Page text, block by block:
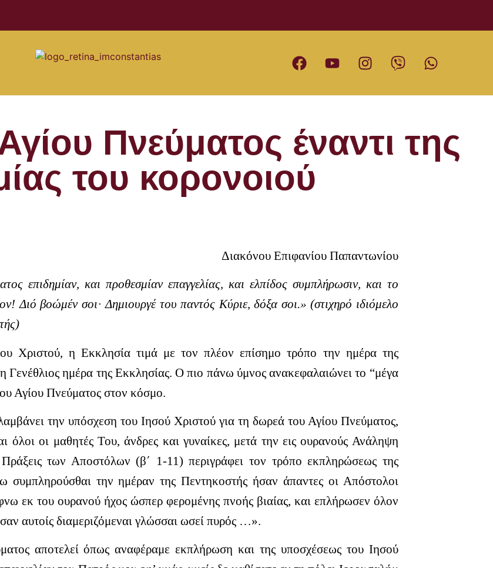
Πνεύματος έναντι της
του κορονοιού
Διακόνου Επιφανίου Παπαντωνίου
επιδημίαν, και προθεσμίαν επαγγελίας, και ελπίδος συμπλήρωσιν, και το
Διό βοώμέν σοι· Δημιουργέ του παντός Κύριε, δόξα σοι.» (στιχηρό ιδιόμελο
Χριστού, η Εκκλησία τιμά με τον πλέον επίσημο τρόπο την ημέρα της
Γενέθλιος ημέρα της Εκκλησίας.Ο πιο πάνω ύμνος ανακεφαλαιώνει το “μέγα
Αγίου Πνεύματος στον κόσμο.
την υπόσχεση του Ιησού Χριστού για τη δωρεά του Αγίου Πνεύματος,
οι μαθητές Του, άνδρες και γυναίκες, μετά την εις ουρανούς Ανάληψη
των Αποστόλων (β΄ 1-11) περιγράφει τον τρόπο εκπληρώσεως της
συμπληρούσθαι την ημέραν της Πεντηκοστής ήσαν άπαντες οι Απόστολοι
εκ του ουρανού ήχος ώσπερ φερομένης πνοής βιαίας, και επλήρωσεν όλον
αυτοίς διαμεριζόμεναι γλώσσαι ωσεί πυρός …».
αποτελεί όπως αναφέραμε εκπλήρωση και της υποσχέσεως του Ιησού